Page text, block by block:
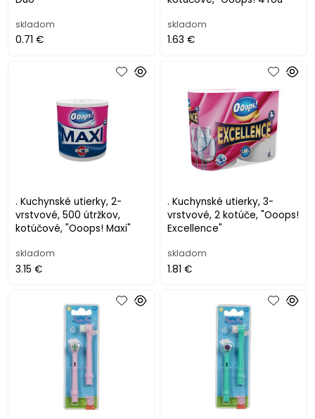
skladom
0.71 €
skladom
1.63 €
. Kuchynské utierky, 2-
vrstvové, 500 útržkov,
kotúčové, "Ooops! Maxi"
skladom
3.15 €
. Kuchynské utierky, 3-
vrstvové, 2 kotúče, "Ooops!
Excellence"
skladom
1.81 €